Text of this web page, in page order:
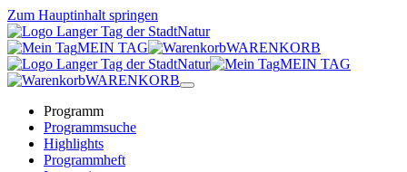
Zum Hauptinhalt springen
MEIN TAG
WARENKORB
MEIN TAG
WARENKORB
Programm
Programmsuche
Highlights
Programmheft